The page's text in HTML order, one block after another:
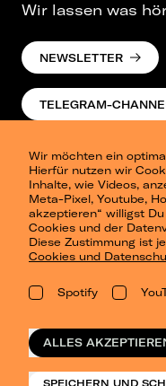
Wir möchten ein
Hierfür nutzen wir
Inhalte, wie Videos,
Meta-Pixel, Youtube,
akzeptieren“ willigst
Cookies und der
Diese Zustimmung ist
Cookies und
Spotify
ALLES
SPEICHERN UND
Wir lassen was
NEWSLETTER
TELEGRAM-
Presse
Berlin
Dresden
Leipzig
Konzertsommer
Vergangene Shows
o_team
Datenschutz